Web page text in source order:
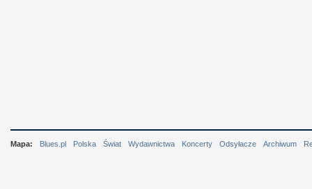
Mapa: Blues.pl Polska Świat Wydawnictwa Koncerty Odsyłacze Archiwum